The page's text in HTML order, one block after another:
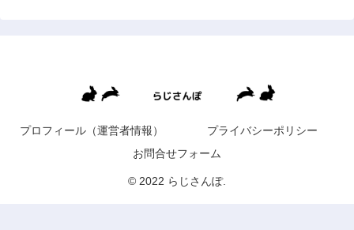
プロフィール（運営者情報）
プライバシーポリシー
お問合せフォーム
© 2022 らじさんぽ.